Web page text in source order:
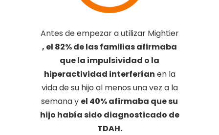
Antes de empezar a utilizar Mightier
, el 82% de las familias afirmaba
que la impulsividad o la
hiperactividad interferían en la
vida de su hijo al menos una vez a la
semana y el 40% afirmaba que su
hijo había sido diagnosticado de
TDAH.